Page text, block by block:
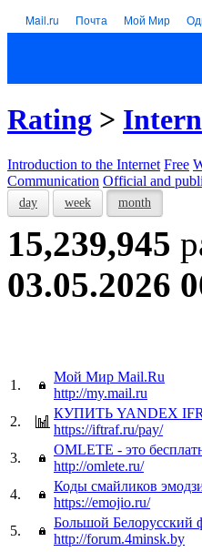
Mail.ru Почта Мой Мир
Rating >
Introduction to the Internet Free
Communication Official and
day week month
15,239,945
03.05.2026
1.
Мой Мир Mail.Ru
http://my.mail.ru
2.
КУПИТЬ YANDEX
https://iftraf.ru/pay/
3.
OMLETE - это
http://omlete.ru/
4.
Коды смайликов
https://emojio.ru/
5.
Большой Белорусский
http://forum.4minsk.by